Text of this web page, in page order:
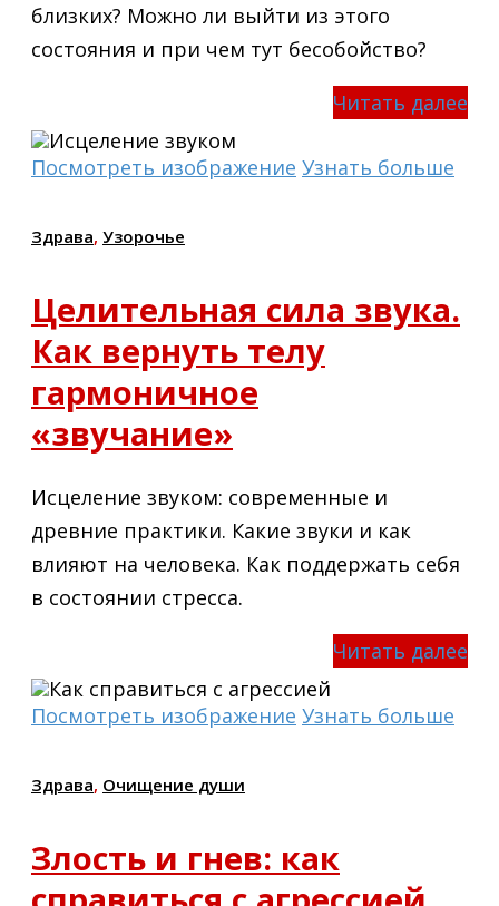
близких? Можно ли выйти из этого
состояния и при чем тут бесобойство?
Читать далее
Посмотреть изображение Узнать больше
Здрава, Узорочье
Целительная сила звука.
Как вернуть телу
гармоничное
«звучание»
Исцеление звуком: современные и
древние практики. Какие звуки и как
влияют на человека. Как поддержать себя
в состоянии стресса.
Читать далее
Посмотреть изображение Узнать больше
Здрава, Очищение души
Злость и гнев: как